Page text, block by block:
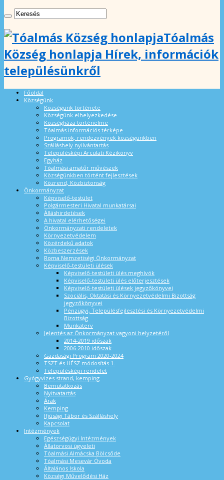
Tóalmás
Község honlapja Hírek, információk
településünkről
Főoldal
Községünk
Községünk története
Községünk elhelyezkedése
Községháza történelme
Tóalmás információs térképe
Programok, rendezvények községünkben
Szálláshely nyilvántartás
Településképi Arculati Kézikönyv
Egyház
Tóalmási amatőr művészek
Községünkben történt fejlesztések
Közrend, Közbiztonság
Önkormányzat
Képviselő-testület
Polgármesteri Hivatal munkatársai
Álláshirdetések
A hivatal elérhetőségei
Önkormányzati rendeletek
Környezetvédelem
Közérdekű adatok
Közbeszerzések
Roma Nemzetiségi Önkormányzat
Képviselő-testületi ülések
Képviselő-testületi ülés meghívók
Képviselő-testületi ülés előterjesztések
Képviselő-testületi ülések jegyzőkönyvei
Szociális, Oktatási és Környezetvédelmi Bizottság
jegyzőkönyvei
Pénzügyi, Településfejlesztési és Környezetvédelmi
Bizottság
Munkaterv
Jelentés az Önkormányzat vagyoni helyzetéről
2014-2019 időszak
2006-2010 időszak
Gazdasági Program 2020-2024
TSZT és HÉSZ módosítás 1.
Településképi rendelet
Gyógyvizes strand, kemping
Bemutatkozás
Nyitvatartás
Árak
Kemping
Ifjúsági Tábor és Szálláshely
Kapcsolat
Intézmények
Egészségügyi Intézmények
Állatorvosi ügyeleti
Tóalmási Almácska Bölcsőde
Tóalmási Mesevár Óvoda
Általános Iskola
Községi Művelődési Ház